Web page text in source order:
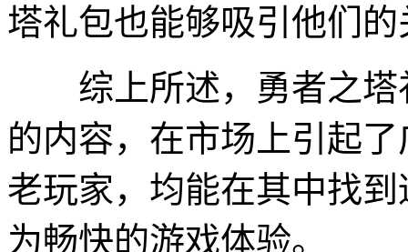
塔礼包也能够吸引他们
综上所述，勇者之塔
的内容，在市场上引起
老玩家，均能在其中找
为畅快的游戏体验。